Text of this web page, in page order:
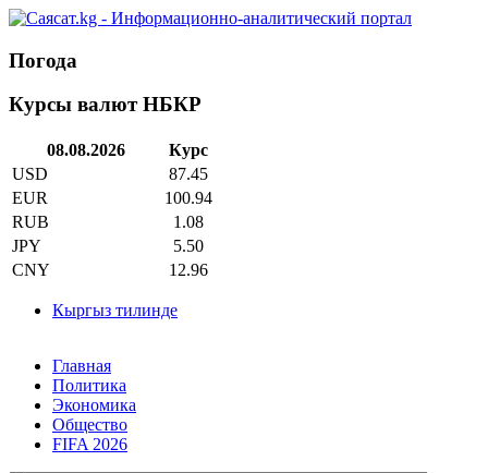
Погода
Курсы валют НБКР
08.08.2026
Курс
USD
87.45
EUR
100.94
RUB
1.08
JPY
5.50
CNY
12.96
Кыргыз тилинде
Главная
Политика
Экономика
Общество
FIFA 2026